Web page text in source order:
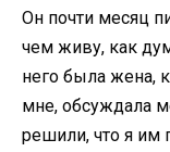
Он почти месяц
чем живу, как
него была жена,
мне, обсуждала
решили, что я им